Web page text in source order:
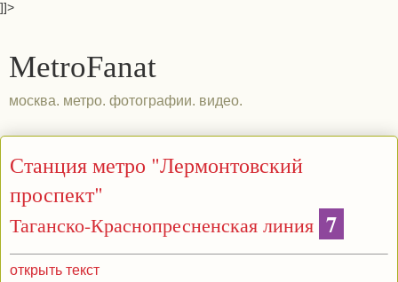
]]>
MetroFanat
москва. метро. фотографии. видео.
Станция метро "Лермонтовский
проспект"
Таганско-Краснопресненская линия 7
открыть текст